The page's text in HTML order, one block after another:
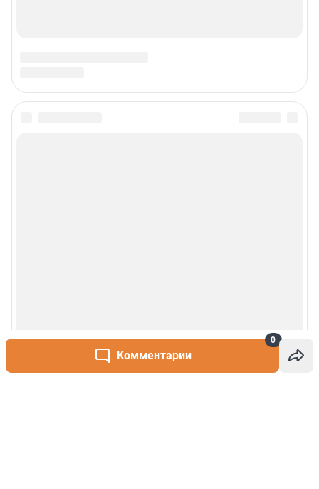
Комментарии
0